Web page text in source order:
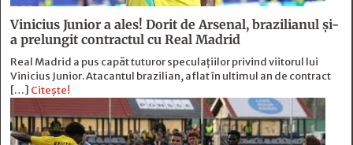
Vinicius Junior a ales! Dorit de Arsenal, brazilianul și-
a prelungit contractul cu Real Madrid
Real Madrid a pus capăt tuturor speculațiilor privind viitorul lui
Vinicius Junior. Atacantul brazilian, aflat în ultimul an de contract
[…] Citește!